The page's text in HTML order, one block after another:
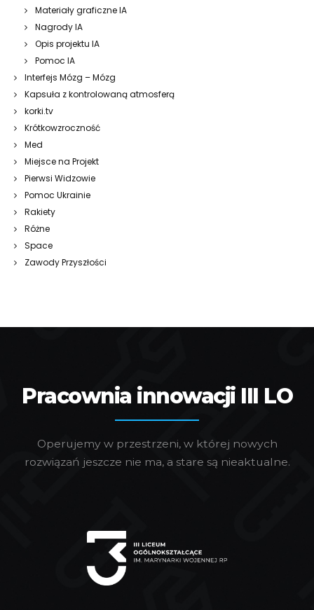
Materiały graficzne IA
Nagrody IA
Opis projektu IA
Pomoc IA
Interfejs Mózg – Mózg
Kapsuła z kontrolowaną atmosferą
korki.tv
Krótkowzroczność
Med
Miejsce na Projekt
Pierwsi Widzowie
Pomoc Ukrainie
Rakiety
Różne
Space
Zawody Przyszłości
Pracownia innowacji III LO
Operujemy w przestrzeni, w której nowych
rozwiązań jeszcze nie ma, a stare są nieaktualne.